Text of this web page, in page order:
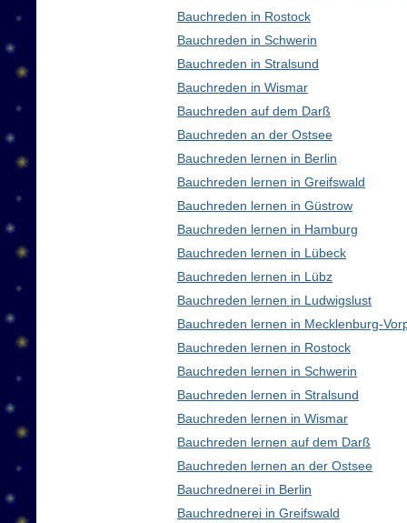
Bauchreden in Rostock
Bauchreden in Schwerin
Bauchreden in Stralsund
Bauchreden in Wismar
Bauchreden auf dem Darß
Bauchreden an der Ostsee
Bauchreden lernen in Berlin
Bauchreden lernen in Greifswald
Bauchreden lernen in Güstrow
Bauchreden lernen in Hamburg
Bauchreden lernen in Lübeck
Bauchreden lernen in Lübz
Bauchreden lernen in Ludwigslust
Bauchreden lernen in Mecklenburg-
Bauchreden lernen in Rostock
Bauchreden lernen in Schwerin
Bauchreden lernen in Stralsund
Bauchreden lernen in Wismar
Bauchreden lernen auf dem Darß
Bauchreden lernen an der Ostsee
Bauchrednerei in Berlin
Bauchrednerei in Greifswald